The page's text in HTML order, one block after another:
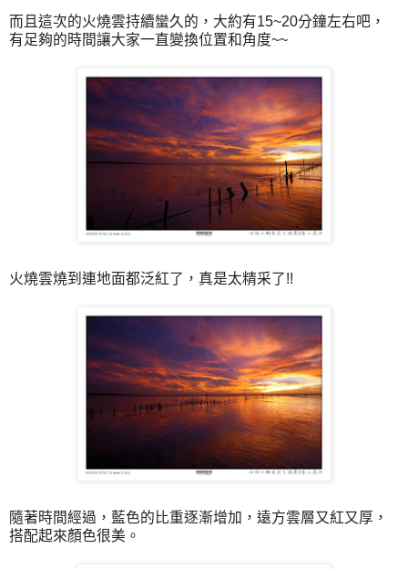
而且這次的火燒雲持續蠻久的，大約有15~20分鐘左右吧，
有足夠的時間讓大家一直變換位置和角度~~
火燒雲燒到連地面都泛紅了，真是太精采了!!
隨著時間經過，藍色的比重逐漸增加，遠方雲層又紅又厚，
搭配起來顏色很美。